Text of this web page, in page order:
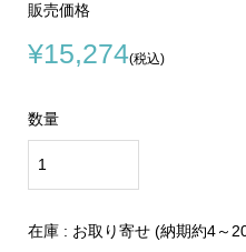
販売価格
¥15,274(税込)
数量
在庫 : お取り寄せ (納期約4～